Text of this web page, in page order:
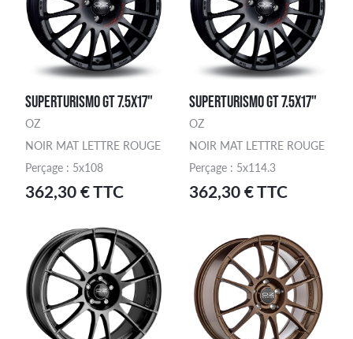
SUPERTURISMO GT 7.5X17"
OZ
NOIR MAT LETTRE ROUGE
Perçage : 5x108
362,30 € TTC
SUPERTURISMO GT 7.5X17"
OZ
NOIR MAT LETTRE ROUGE
Perçage : 5x114.3
362,30 € TTC